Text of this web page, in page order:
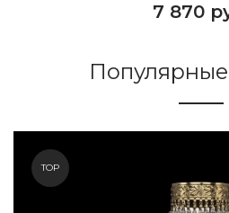
7 870
TOP